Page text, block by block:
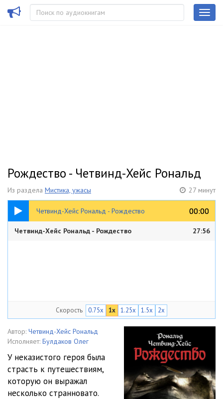
Рождество - Четвинд-Хейс Рональд
Из раздела Мистика, ужасы 27 минут
Четвинд-Хейс Рональд - Рождество 00:00
00:00
27:56
Четвинд-Хейс Рональд - Рождество 27:56
Скорость 0.75x 1x 1.25x 1.5x 2x
Автор: Четвинд-Хейс Рональд
Исполняет: Булдаков Олег
У неказистого героя была
страсть к путешествиям,
которую он выражал
несколько странновато.